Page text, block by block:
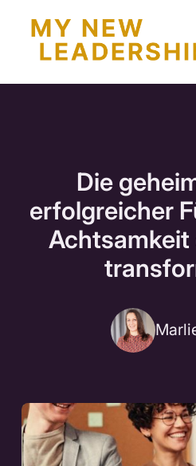
Die
erfolgreicher
Achtsamkeit